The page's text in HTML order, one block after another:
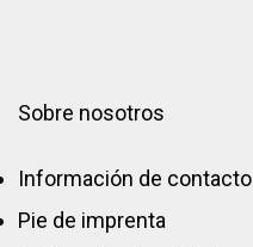
Sobre nosotros
Información de contacto
Pie de imprenta